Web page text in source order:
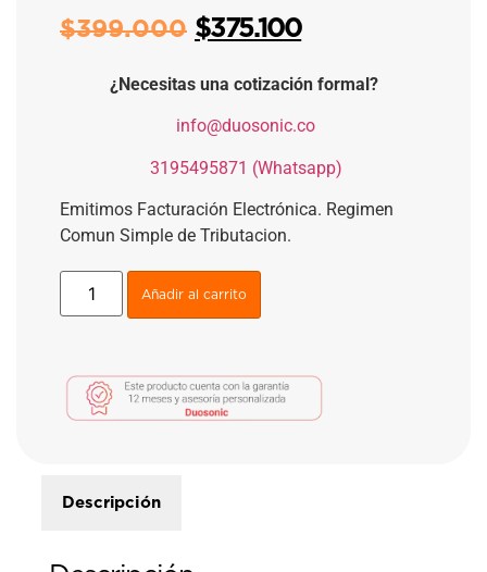
$399.000 $375.100
¿Necesitas una cotización formal?
info@duosonic.co
3195495871 (Whatsapp)
Emitimos Facturación Electrónica. Regimen
Comun Simple de Tributacion.
Añadir al carrito
Descripción